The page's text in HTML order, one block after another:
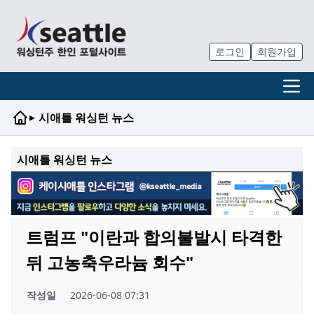
로그인 회원가입
▸ 시애틀 워싱턴 뉴스
시애틀 워싱턴 뉴스
트럼프 "이란과 합의불발시 타격한
뒤 고농축우라늄 회수"
작성일 2026-06-08 07:31